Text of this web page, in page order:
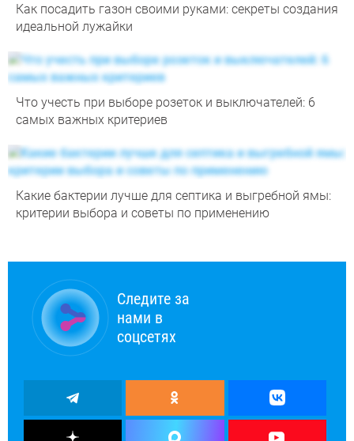
Как посадить газон своими руками: секреты создания
идеальной лужайки
Что учесть при выборе розеток и выключателей: 6
самых важных критериев
Какие бактерии лучше для септика и выгребной ямы:
критерии выбора и советы по применению
Следите за
нами в
соцсетях